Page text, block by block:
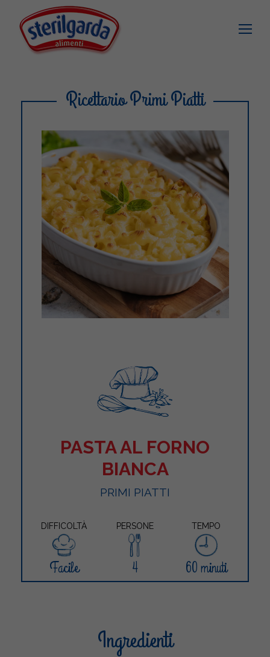
Ricettario Primi Piatti
PASTA AL FORNO
BIANCA
PRIMI PIATTI
DIFFICOLTÀ PERSONE TEMPO
Facile 4 60 minuti
Ingredienti